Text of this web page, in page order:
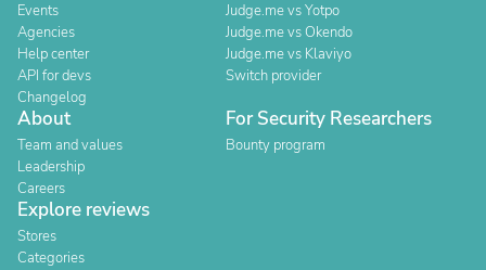
Events
Agencies
Help center
API for devs
Changelog
Judge.me vs Yotpo
Judge.me vs Okendo
Judge.me vs Klaviyo
Switch provider
About
Team and values
Leadership
Careers
For Security Researchers
Bounty program
Explore reviews
Stores
Categories